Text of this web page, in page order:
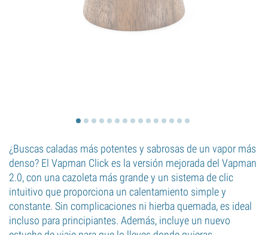
¿Buscas caladas más potentes y sabrosas de un vapor más
denso? El Vapman Click es la versión mejorada del Vapman
2.0, con una cazoleta más grande y un sistema de clic
intuitivo que proporciona un calentamiento simple y
constante. Sin complicaciones ni hierba quemada, es ideal
incluso para principiantes. Además, incluye un nuevo